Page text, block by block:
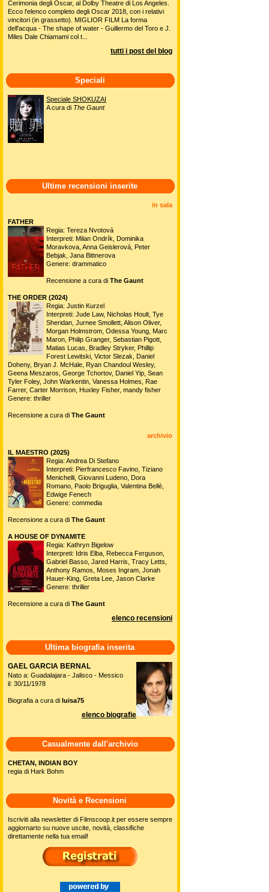
Cerimonia degli Oscar, al Dolby Theatre di Los Angeles.
Ecco l'elenco completo degli Oscar 2018, con i relativi
vincitori (in grassetto). MIGLIOR FILM La forma
dell'acqua - The shape of water - Guillermo del Toro e J.
Miles Dale Chiamami col t...
tutti i post del blog
Speciali
Speciale SHOKUZAI
A cura di The Gaunt
Ultime recensioni inserite
in sala
FATHER
Regia: Tereza Nvotová
Interpreti: Milan Ondrík, Dominika
Moravkova, Anna Geislerová, Peter
Bebjak, Jana Bittnerova
Genere: drammatico
Recensione a cura di The Gaunt
THE ORDER (2024)
Regia: Justin Kurzel
Interpreti: Jude Law, Nicholas Hoult, Tye
Sheridan, Jurnee Smollett, Alison Oliver,
Morgan Holmstrom, Odessa Young, Marc
Maron, Philip Granger, Sebastian Pigott,
Matias Lucas, Bradley Stryker, Phillip
Forest Lewitski, Victor Slezak, Daniel
Doheny, Bryan J. McHale, Ryan Chandoul Wesley,
Geena Meszaros, George Tchortov, Daniel Yip, Sean
Tyler Foley, John Warkentin, Vanessa Holmes, Rae
Farrer, Carter Morrison, Huxley Fisher, mandy fisher
Genere: thriller
Recensione a cura di The Gaunt
archivio
IL MAESTRO (2025)
Regia: Andrea Di Stefano
Interpreti: Pierfrancesco Favino, Tiziano
Menichelli, Giovanni Ludeno, Dora
Romano, Paolo Briguglia, Valentina Bellè,
Edwige Fenech
Genere: commedia
Recensione a cura di The Gaunt
A HOUSE OF DYNAMITE
Regia: Kathryn Bigelow
Interpreti: Idris Elba, Rebecca Ferguson,
Gabriel Basso, Jared Harris, Tracy Letts,
Anthony Ramos, Moses Ingram, Jonah
Hauer-King, Greta Lee, Jason Clarke
Genere: thriller
Recensione a cura di The Gaunt
elenco recensioni
Ultima biografia inserita
GAEL GARCIA BERNAL
Nato a: Guadalajara - Jalisco - Messico
il: 30/11/1978
Biografia a cura di luisa75
elenco biografie
Casualmente dall'archivio
CHETAN, INDIAN BOY
regia di Hark Bohm
Novità e Recensioni
Iscriviti alla newsletter di Filmscoop.it per essere sempre
aggiornarto su nuove uscite, novità, classifiche
direttamente nella tua email!